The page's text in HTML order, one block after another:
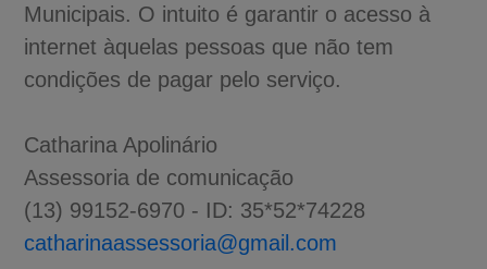
Municipais. O intuito é garantir o acesso à
internet àquelas pessoas que não tem
condições de pagar pelo serviço.
Catharina Apolinário
Assessoria de comunicação
(13) 99152-6970 - ID: 35*52*74228
catharinaassessoria@gmail.com